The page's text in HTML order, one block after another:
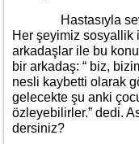
Hastasıyla
Her şeyimiz sosyallik
arkadaşlar ile bu
bir arkadaş: “ biz,
nesli kaybetti olarak
gelecekte şu anki
özleyebilirler.” dedi.
dersiniz?